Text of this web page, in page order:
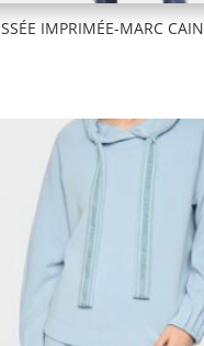
IMPRIMÉE-MARC CAIN